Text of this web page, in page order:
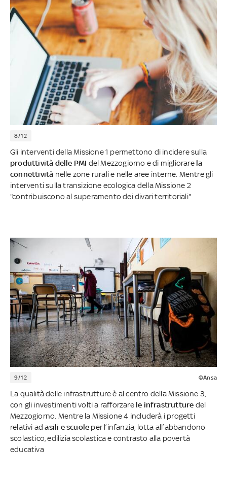
8/12
Gli interventi della Missione 1 permettono di incidere sulla
produttività delle PMI del Mezzogiorno e di migliorare la
connettività nelle zone rurali e nelle aree interne. Mentre gli
interventi sulla transizione ecologica della Missione 2
"contribuiscono al superamento dei divari territoriali"
9/12 ©Ansa
La qualità delle infrastrutture è al centro della Missione 3,
con gli investimenti volti a rafforzare le infrastrutture del
Mezzogiorno. Mentre la Missione 4 includerà i progetti
relativi adasili e scuole per l’infanzia, lotta all’abbandono
scolastico, edilizia scolastica e contrasto alla povertà
educativa